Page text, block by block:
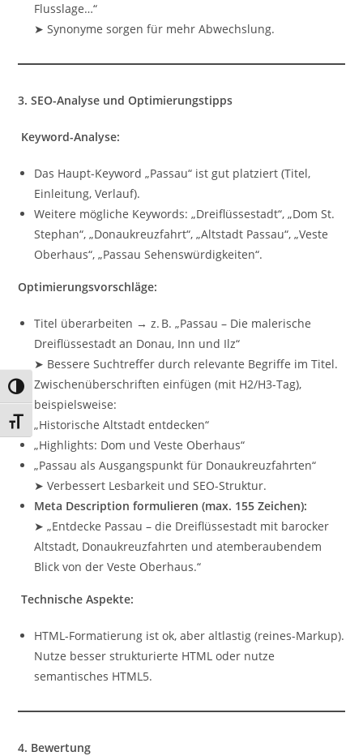
Umschalten auf hohe Kontraste
Schrift vergrößern
Flusslage…“
➤ Synonyme sorgen für mehr Abwechslung.
3. SEO-Analyse und Optimierungstipps
Keyword-Analyse:
Das Haupt-Keyword „Passau“ ist gut platziert (Titel,
Einleitung, Verlauf).
Weitere mögliche Keywords: „Dreiflüssestadt“, „Dom St.
Stephan“, „Donaukreuzfahrt“, „Altstadt Passau“, „Veste
Oberhaus“, „Passau Sehenswürdigkeiten“.
Optimierungsvorschläge:
Titel überarbeiten → z. B. „Passau – Die malerische
Dreiflüssestadt an Donau, Inn und Ilz“
➤ Bessere Suchtreffer durch relevante Begriffe im Titel.
Zwischenüberschriften einfügen (mit H2/H3-Tag),
beispielsweise:
„Historische Altstadt entdecken“
„Highlights: Dom und Veste Oberhaus“
„Passau als Ausgangspunkt für Donaukreuzfahrten“
➤ Verbessert Lesbarkeit und SEO-Struktur.
Meta Description formulieren (max. 155 Zeichen):
➤ „Entdecke Passau – die Dreiflüssestadt mit barocker
Altstadt, Donaukreuzfahrten und atemberaubendem
Blick von der Veste Oberhaus.“
Technische Aspekte:
HTML-Formatierung ist ok, aber altlastig (reines-Markup).
Nutze besser strukturierte HTML oder nutze
semantisches HTML5.
4. Bewertung